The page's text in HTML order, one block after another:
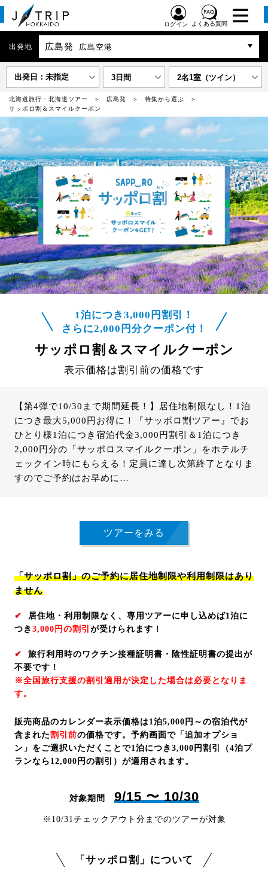
ログイン よくある質問
出発地 広島発 広島空港
出発日：未指定 3日間 2名1室（ツイン）
北海道旅行・北海道ツアー 広島発
特集から選ぶ
サッポロ割＆スマイルクーポン
1泊につき3,000円割引！
さらに2,000円分クーポン付！
サッポロ割＆スマイルクーポン
表示価格は割引前の価格です
【第4弾で10/30まで期間延長！】居住地制限なし！1泊
につき最大5,000円お得に！『サッポロ割ツアー』でお
ひとり様1泊につき宿泊代金3,000円割引＆1泊につき
2,000円分の「サッポロスマイルクーポン」をホテルチ
ェックイン時にもらえる！定員に達し次第終了となりま
すのでご予約はお早めに…
ツアーをみる
「サッポロ割」のご予約に居住地制限や利用制限はあり
ません
✔
居住地・利用制限なく、専用ツアーに申し込めば1泊に
つき 3,000円の割引 が受けられます！
✔
旅行利用時のワクチン接種証明書・陰性証明書の提出が
不要です！
※全国旅行支援の割引適用が決定した場合は必要となりま
す。
販売商品のカレンダー表示価格は1泊5,000円～の宿泊代が
含まれた割引前の価格です。予約画面で「追加オプショ
ン」をご選択いただくことで1泊につき3,000円割引（4泊プ
ランなら12,000円の割引）が適用されます。
対象期間 9/15 〜 10/30
※10/31チェックアウト分までのツアーが対象
「サッポロ割」について